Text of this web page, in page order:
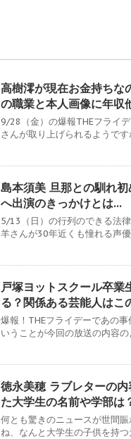
高樹澪が現在お金持ちな
の職業と本人画像に年収
9/28（金）の爆報THEフライ
さんが取り上げられるようです
島本須美 旦那との馴れ
へ出演のきっかけとは…
5/13（日）の行列のできる法
羊さんが30年近くも憧れる声
戸塚ヨットスクール卒業
る？関係ある芸能人はこ
爆報！THEフライデーであの事
いうことが今回の放送の内容の
徳永美穂 ラブレターの
た大学生の名前や学部は
何とも驚きのニュースが世間賑
ね、なんと大学生の子供を持つ